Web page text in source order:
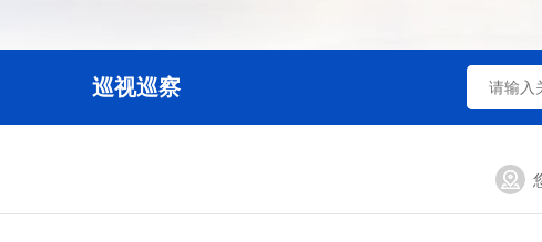
巡视巡察